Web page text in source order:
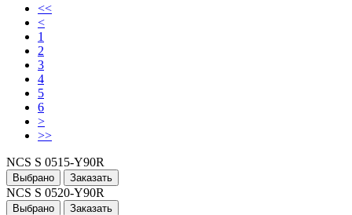
<<
<
1
2
3
4
5
6
>
>>
NCS S 0515-Y90R
Выбрано Заказать
NCS S 0520-Y90R
Выбрано Заказать